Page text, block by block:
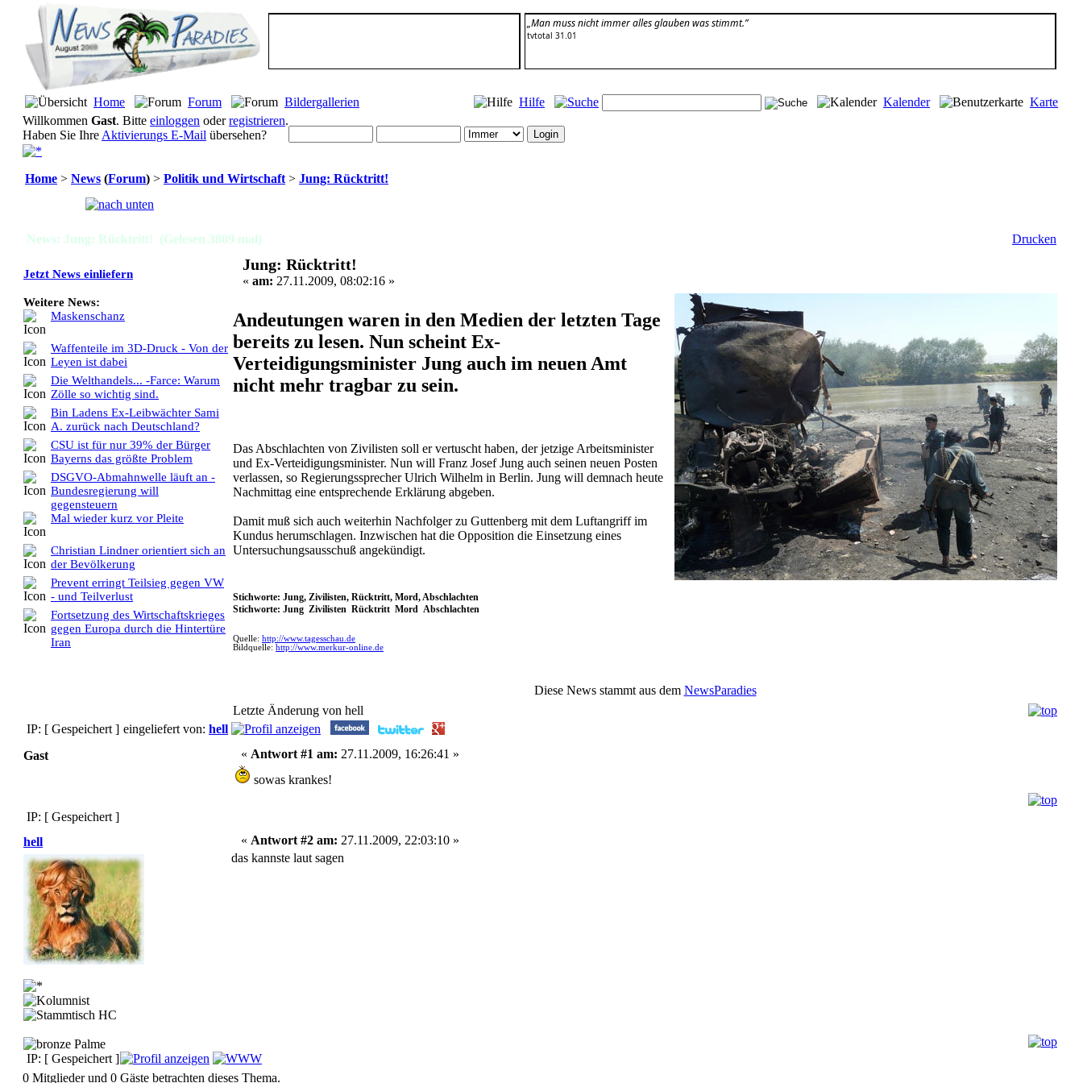
„Man muss nicht immer alles glauben was stimmt.”
tvtotal 31.01
Home Forum Bildergallerien Hilfe Kalender
Karte
Willkommen Gast. Bitte einloggen oderregistrieren.
Haben Sie Ihre Aktivierungs E-Mail übersehen?
Home > News (Forum) > Politik und Wirtschaft > Jung: Rücktritt!
News: Jung: Rücktritt! (Gelesen 3809 mal) Drucken
Jetzt News einliefern
Weitere News:
Maskenschanz
Waffenteile im 3D-Druck - Von der
Leyen ist dabei
Die Welthandels... -Farce: Warum
Zölle so wichtig sind.
Bin Ladens Ex-Leibwächter Sami
A. zurück nach Deutschland?
CSU ist für nur 39% der Bürger
Bayerns das größte Problem
DSGVO-Abmahnwelle läuft an -
Bundesregierung will
gegensteuern
Mal wieder kurz vor Pleite
Christian Lindner orientiert sich an
der Bevölkerung
Prevent erringt Teilsieg gegen VW
- und Teilverlust
Fortsetzung des Wirtschaftskrieges
gegen Europa durch die Hintertüre
Iran
Jung: Rücktritt!
« am: 27.11.2009, 08:02:16 »
Andeutungen waren in den Medien der letzten Tage
bereits zu lesen. Nun scheint Ex-
Verteidigungsminister Jung auch im neuen Amt
nicht mehr tragbar zu sein.
Das Abschlachten von Zivilisten soll er vertuscht haben, der jetzige Arbeitsminister
und Ex-Verteidigungsminister. Nun will Franz Josef Jung auch seinen neuen Posten
verlassen, so Regierungssprecher Ulrich Wilhelm in Berlin. Jung will demnach heute
Nachmittag eine entsprechende Erklärung abgeben.
Damit muß sich auch weiterhin Nachfolger zu Guttenberg mit dem Luftangriff im
Kundus herumschlagen. Inzwischen hat die Opposition die Einsetzung eines
Untersuchungsausschuß angekündigt.
Stichworte: Jung, Zivilisten, Rücktritt, Mord, Abschlachten
Stichworte: Jung Zivilisten Rücktritt Mord Abschlachten
Quelle: http://www.tagesschau.de
Bildquelle: http://www.merkur-online.de
Diese News stammt aus dem NewsParadies
Letzte Änderung von hell
IP: [ Gespeichert ] eingeliefert von: hell
Gast
« Antwort #1 am: 27.11.2009, 16:26:41 »
sowas krankes!
IP: [ Gespeichert ]
hell
« Antwort #2 am: 27.11.2009, 22:03:10 »
das kannste laut sagen
IP: [ Gespeichert ]
0 Mitglieder und 0 Gäste betrachten dieses Thema.